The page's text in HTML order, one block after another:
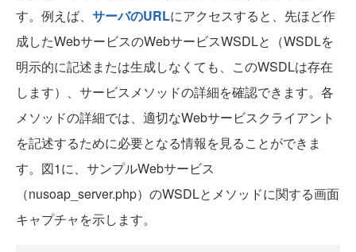
す。例えば、 サーバのURLにアクセスすると、先ほど作
成したWebサービスのWebサービスWSDLと（WSDLを
明示的に記述または生成しなくても、このWSDLは存在
します）、サービスメソッドの詳細を確認できます。各
メソッドの詳細では、適切なWebサービスクライアント
を記述するために必要となる情報を見ることができま
す。図1に、サンプルWebサービス
（nusoap_server.php）のWSDLとメソッドに関する画面
キャプチャを示します。